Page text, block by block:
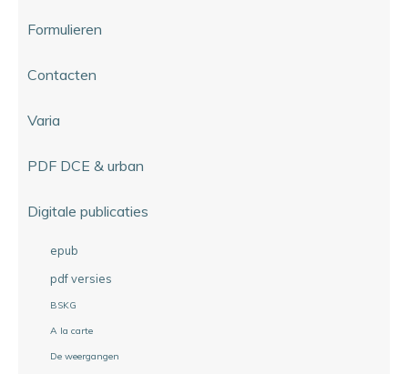
Formulieren
Contacten
Varia
PDF DCE & urban
Digitale publicaties
epub
pdf versies
BSKG
A la carte
De weergangen